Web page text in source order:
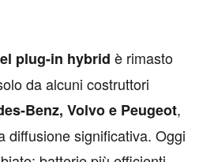
plug-in hybrid è rimasto
da alcuni costruttori
Benz, Volvo e Peugeot,
diffusione significativa. Oggi